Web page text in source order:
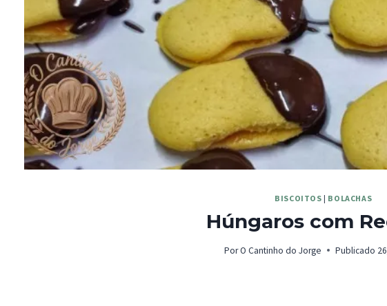
BISCOITOS | BOLACHAS
Húngaros com
Por O Cantinho do Jorge Publicado